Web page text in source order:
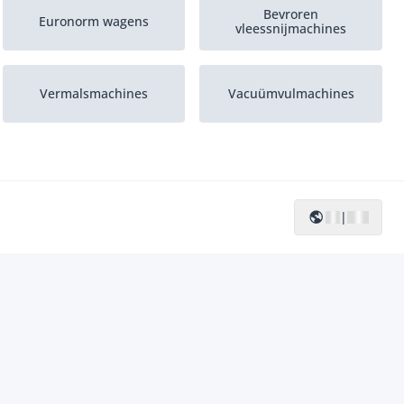
Euronorm wagens
Bevroren
vleessnijmachines
Vermalsmachines Vacuümvulmachines
|